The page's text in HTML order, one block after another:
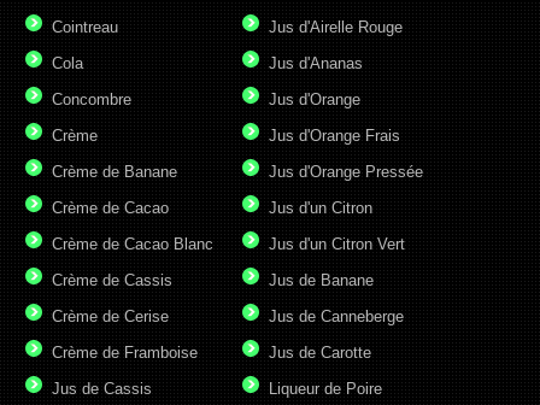
Cointreau
Cola
Concombre
Crème
Crème de Banane
Crème de Cacao
Crème de Cacao Blanc
Crème de Cassis
Crème de Cerise
Crème de Framboise
Jus d'Airelle Rouge
Jus d'Ananas
Jus d'Orange
Jus d'Orange Frais
Jus d'Orange Pressée
Jus d'un Citron
Jus d'un Citron Vert
Jus de Banane
Jus de Canneberge
Jus de Carotte
Jus de Cassis
Liqueur de Poire